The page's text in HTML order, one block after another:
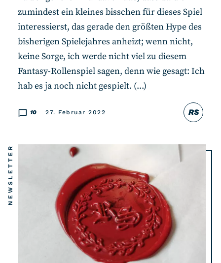
RS
10 27. Februar 2022
zumindest ein kleines bisschen für dieses Spiel
interessierst, das gerade den größten Hype des
bisherigen Spielejahres anheizt; wenn nicht,
keine Sorge, ich werde nicht viel zu diesem
Fantasy-Rollenspiel sagen, denn wie gesagt: Ich
hab es ja noch nicht gespielt. (...)
NEWSLETTER